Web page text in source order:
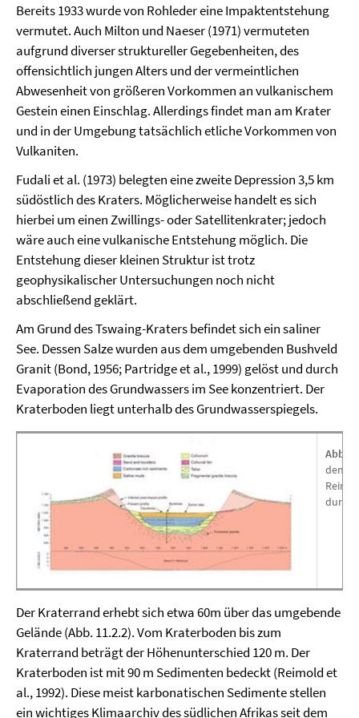
Bereits 1933 wurde von Rohleder eine Impaktentstehung
vermutet. Auch Milton und Naeser (1971) vermuteten
aufgrund diverser struktureller Gegebenheiten, des
offensichtlich jungen Alters und der vermeintlichen
Abwesenheit von größeren Vorkommen an vulkanischem
Gestein einen Einschlag. Allerdings findet man am Krater
und in der Umgebung tatsächlich etliche Vorkommen von
Vulkaniten.
Fudali et al. (1973) belegten eine zweite Depression 3,5 km
südöstlich des Kraters. Möglicherweise handelt es sich
hierbei um einen Zwillings- oder Satellitenkrater; jedoch
wäre auch eine vulkanische Entstehung möglich. Die
Entstehung dieser kleinen Struktur ist trotz
geophysikalischer Untersuchungen noch nicht
abschließend geklärt.
Am Grund des Tswaing-Kraters befindet sich ein saliner
See. Dessen Salze wurden aus dem umgebenden Bushveld
Granit (Bond, 1956; Partridge et al., 1999) gelöst und durch
Evaporation des Grundwassers im See konzentriert. Der
Kraterboden liegt unterhalb des Grundwasserspiegels.
Abb.
den
durch
Der Kraterrand erhebt sich etwa 60m über das umgebende
Gelände (Abb. 11.2.2). Vom Kraterboden bis zum
Kraterrand beträgt der Höhenunterschied 120 m. Der
Kraterboden ist mit 90 m Sedimenten bedeckt (Reimold et
al., 1992). Diese meist karbonatischen Sedimente stellen
ein wichtiges Klimaarchiv des südlichen Afrikas seit dem